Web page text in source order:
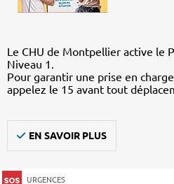
Le CHU de Montpellier active le
Niveau 1.
Pour garantir une prise en
appelez le 15 avant tout
EN SAVOIR PLUS
URGENCES